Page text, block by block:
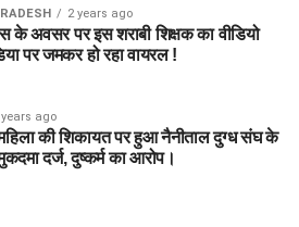
2 years ago
के अवसर पर इस शराबी शिक्षक का वीडियो
पर जमकर हो रहा वायरल !
years ago
की शिकायत पर हुआ नैनीताल दुग्ध संघ के
दर्ज, दुष्कर्म का आरोप।